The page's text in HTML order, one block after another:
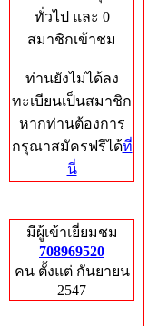
ทั่วไป และ 0
สมาชิกเข้าชม
ท่านยังไม่ได้ลง
ทะเบียนเป็นสมาชิก
หากท่านต้องการ
กรุณาสมัครฟรีได้ที่
นี่
มีผู้เข้าเยี่ยมชม
708969520
คน ตั้งแต่ กันยายน
2547